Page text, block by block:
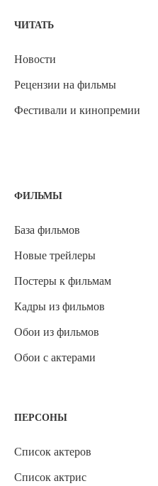
ЧИТАТЬ
Новости
Рецензии на фильмы
Фестивали и кинопремии
ФИЛЬМЫ
База фильмов
Новые трейлеры
Постеры к фильмам
Кадры из фильмов
Обои из фильмов
Обои с актерами
ПЕРСОНЫ
Список актеров
Список актрис